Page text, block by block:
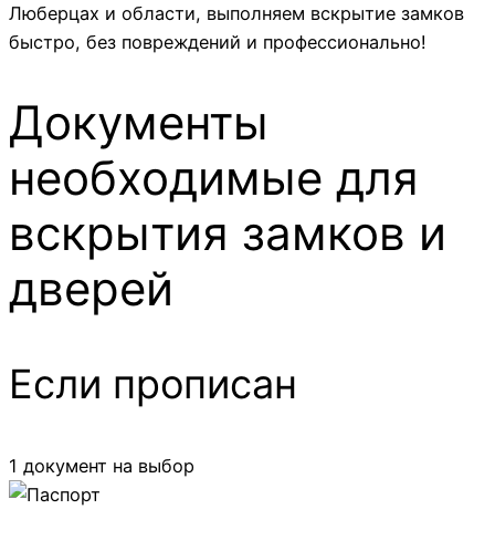
Люберцах и области, выполняем вскрытие замков
быстро, без повреждений и профессионально!
Документы
необходимые для
вскрытия замков и
дверей
Если прописан
1 документ на выбор